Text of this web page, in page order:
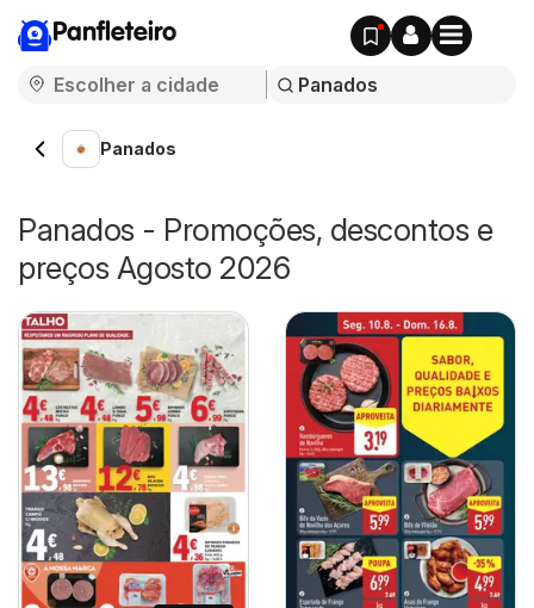
Panfleteiro
Panados
Panados - Promoções, descontos e
preços Agosto 2026